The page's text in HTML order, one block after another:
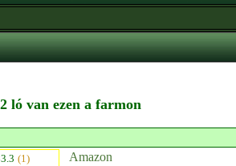
ló van ezen a farmon
(1)
Amazon